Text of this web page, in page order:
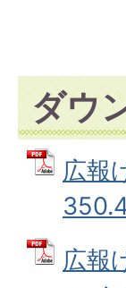
ダウ
広報
広報